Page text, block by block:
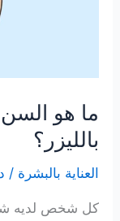
ما هو السن
بالليزر؟
العناية بالبشرة /